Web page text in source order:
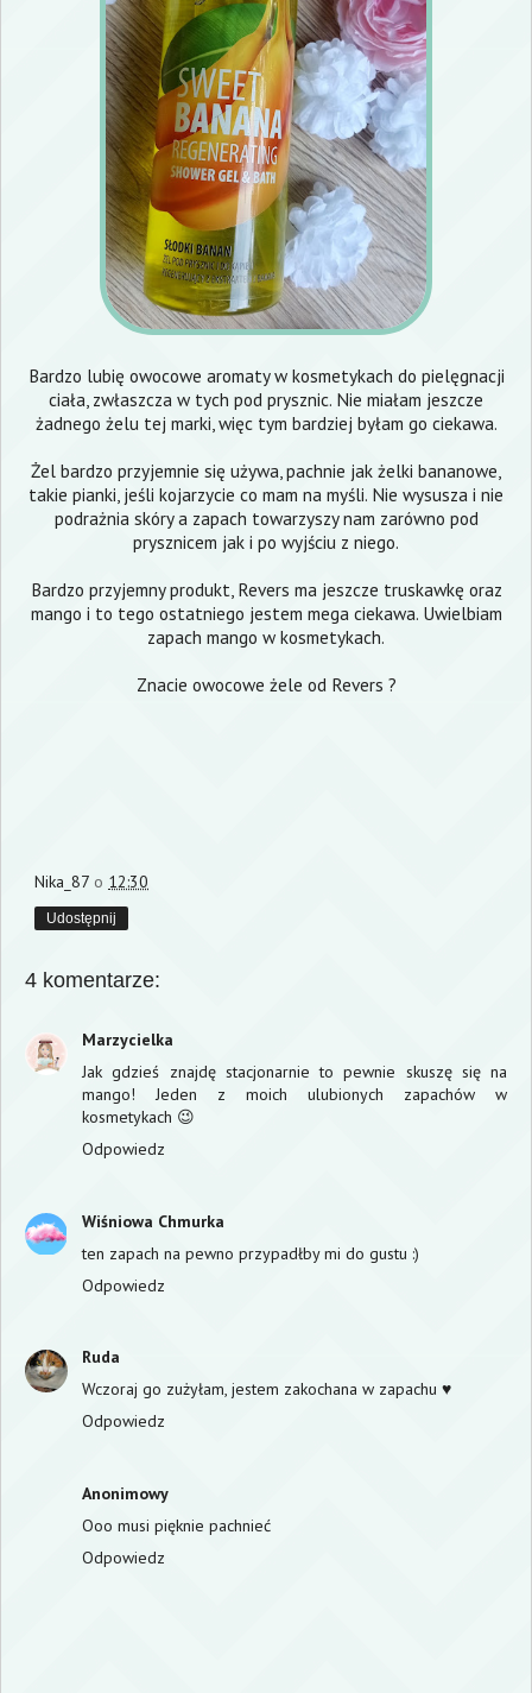
Bardzo lubię owocowe aromaty w kosmetykach do pielęgnacji
ciała, zwłaszcza w tych pod prysznic. Nie miałam jeszcze
żadnego żelu tej marki, więc tym bardziej byłam go ciekawa.
Żel bardzo przyjemnie się używa, pachnie jak żelki bananowe,
takie pianki, jeśli kojarzycie co mam na myśli. Nie wysusza i nie
podrażnia skóry a zapach towarzyszy nam zarówno pod
prysznicem jak i po wyjściu z niego.
Bardzo przyjemny produkt, Revers ma jeszcze truskawkę oraz
mango i to tego ostatniego jestem mega ciekawa. Uwielbiam
zapach mango w kosmetykach.
Znacie owocowe żele od Revers ?
Nika_87 o 12:30
Udostępnij
4 komentarze:
Marzycielka
Jak gdzieś znajdę stacjonarnie to pewnie skuszę się na
mango! Jeden z moich ulubionych zapachów w
kosmetykach 😉
Odpowiedz
Wiśniowa Chmurka
ten zapach na pewno przypadłby mi do gustu :)
Odpowiedz
Ruda
Wczoraj go zużyłam, jestem zakochana w zapachu ♥
Odpowiedz
Anonimowy
Ooo musi pięknie pachnieć
Odpowiedz